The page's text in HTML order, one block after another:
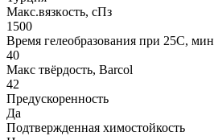
Макс.вязкoсть, сПз
1500
Время гелеобразования при 25С, мин
40
Макс твёрдость, Barcol
42
Предускоренность
Да
Подтвержденная химостойкость